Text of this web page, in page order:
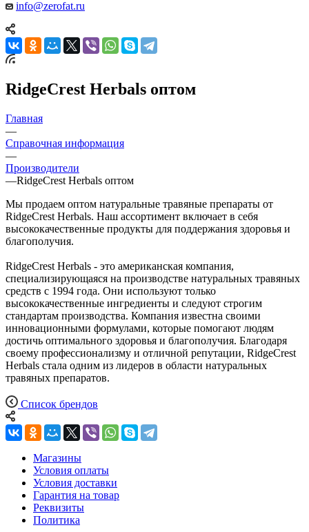
info@zerofat.ru
RidgeCrest Herbals оптом
Главная
—
Справочная информация
—
Производители
—RidgeCrest Herbals оптом
Мы продаем оптом натуральные травяные препараты от
RidgeCrest Herbals. Наш ассортимент включает в себя
высококачественные продукты для поддержания здоровья и
благополучия.
RidgeCrest Herbals - это американская компания,
специализирующаяся на производстве натуральных травяных
средств с 1994 года. Они используют только
высококачественные ингредиенты и следуют строгим
стандартам производства. Компания известна своими
инновационными формулами, которые помогают людям
достичь оптимального здоровья и благополучия. Благодаря
своему профессионализму и отличной репутации, RidgeCrest
Herbals стала одним из лидеров в области натуральных
травяных препаратов.
Список брендов
Магазины
Условия оплаты
Условия доставки
Гарантия на товар
Реквизиты
Политика